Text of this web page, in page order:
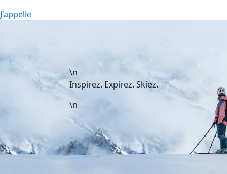
J'appelle
\n
Inspirez. Expirez. Skiez.
\n